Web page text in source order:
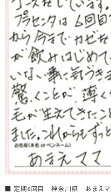
■ 定期6回目 神奈川県 あまえ